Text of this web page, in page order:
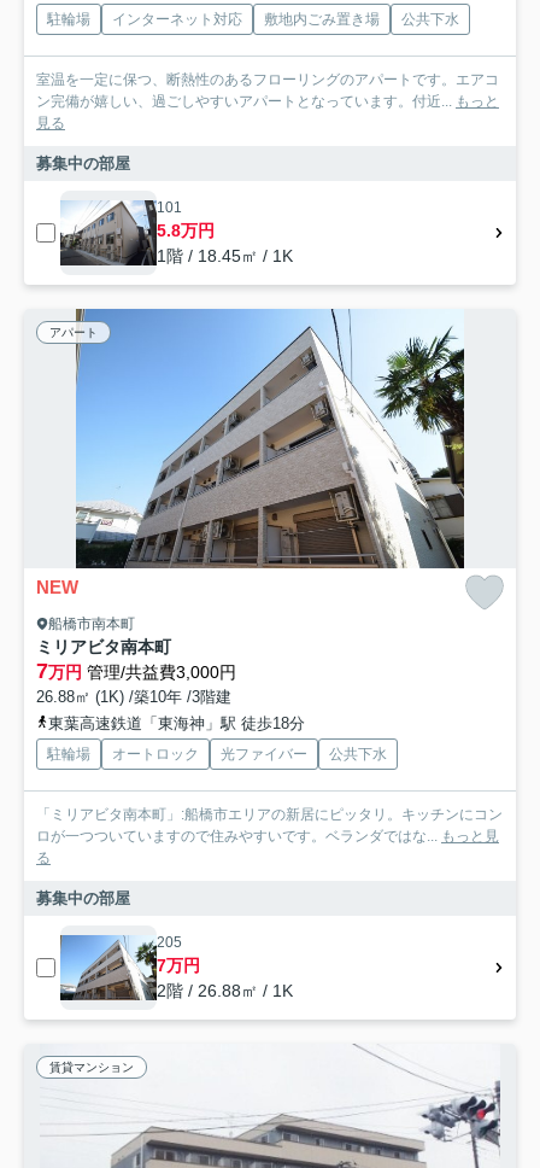
駐輪場 インターネット対応 敷地内ごみ置き場 公共下水
室温を一定に保つ、断熱性のあるフローリングのアパートです。エアコ
ン完備が嬉しい、過ごしやすいアパートとなっています。付近... もっと
見る
募集中の部屋
101
5.8万円
1階 / 18.45㎡ / 1K
アパート
NEW
船橋市南本町
ミリアビタ南本町
7万円 管理/共益費3,000円
26.88㎡ (1K) /築10年 /3階建
東葉高速鉄道「東海神」駅 徒歩18分
駐輪場 オートロック 光ファイバー 公共下水
「ミリアビタ南本町」:船橋市エリアの新居にピッタリ。キッチンにコン
ロが一つついていますので住みやすいです。ベランダではな... もっと見
る
募集中の部屋
205
7万円
2階 / 26.88㎡ / 1K
賃貸マンション